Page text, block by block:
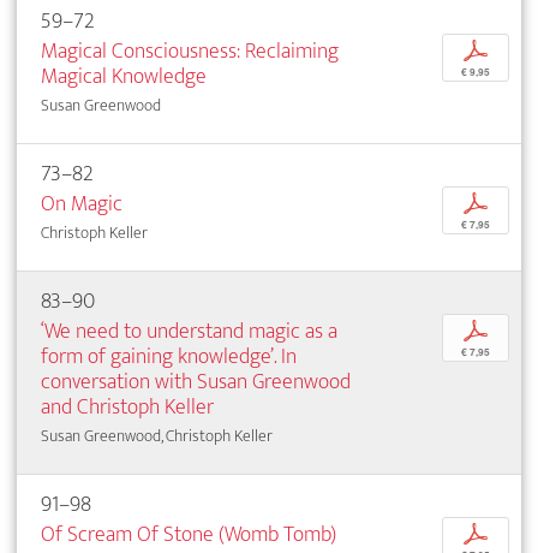
59–72
Magical Consciousness: Reclaiming
Magical Knowledge
Susan Greenwood
p
€ 9,95
73–82
On Magic
Christoph Keller
p
€ 7,95
83–90
‘We need to understand magic as a
form of gaining knowledge’. In
conversation with Susan Greenwood
and Christoph Keller
Susan Greenwood, Christoph Keller
p
€ 7,95
91–98
Of Scream Of Stone (Womb Tomb)
p